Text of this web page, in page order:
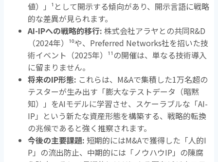
値）」 ¹ として開示する傾向があり、開示言語に戦略
的な差異が見られます。
AI-IPへの戦略的移行: 株式会社アラヤとの共同R&D
（2024年） ¹⁰や、 Preferred Networks社を招いた技
術イベント（2025年） ¹¹の開催は、単なる技術導入
に留まりません。
将来のIP形態: これらは、 M&Aで集積した1万名超の
テスターが生み出す「膨大なテストデータ（暗黙
知）」をAIモデルに学習させ、スケーラブルな「AI-
IP 」という新たな資産形態を構築する、戦略的転換
の兆候であると強く推察されます。
今後の主要課題: 短期的にはM&Aで獲得した「人的I
P 」の流出防止、中期的には「ノウハウIP 」の陳腐